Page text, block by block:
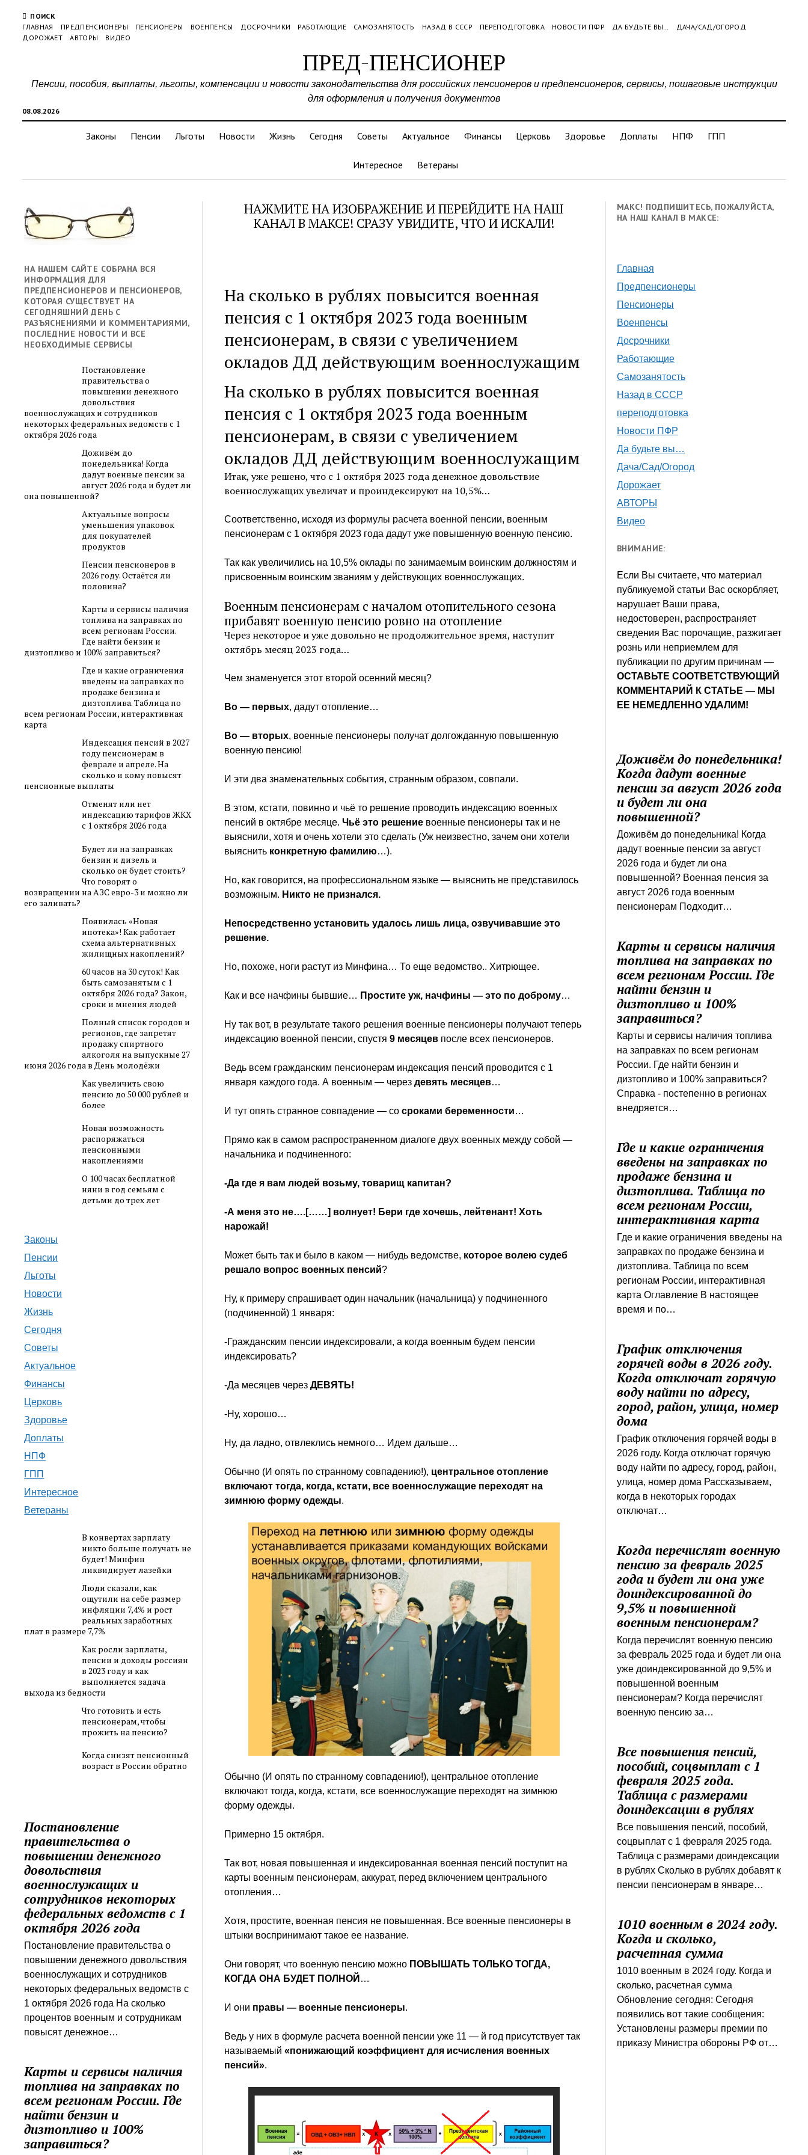
ПОИСК
ГЛАВНАЯ
ПРЕДПЕНСИОНЕРЫ ПЕНСИОНЕРЫ ВОЕНПЕНСЫ ДОСРОЧНИКИ РАБОТАЮЩИЕ САМОЗАНЯТОСТЬ НАЗАД В СССР ПЕРЕПОДГОТОВКА НОВОСТИ ПФР ДА БУДЬТЕ ВЫ…
ДАЧА/САД/ОГОРОД
ДОРОЖАЕТ
АВТОРЫ ВИДЕО
ПРЕД-ПЕНСИОНЕР
08.08.2026
Пенсии, пособия, выплаты, льготы, компенсации и новости законодательства для российских пенсионеров и предпенсионеров, сервисы, пошаговые инструкции
для оформления и получения документов
Законы Пенсии Льготы Новости Жизнь Сегодня Советы Актуальное Финансы Церковь Здоровье Доплаты НПФ ГПП
Интересное Ветераны
НА НАШЕМ САЙТЕ СОБРАНА ВСЯ
ИНФОРМАЦИЯ ДЛЯ
ПРЕДПЕНСИОНЕРОВ И ПЕНСИОНЕРОВ,
КОТОРАЯ СУЩЕСТВУЕТ НА
СЕГОДНЯШНИЙ ДЕНЬ С
РАЗЪЯСНЕНИЯМИ И КОММЕНТАРИЯМИ,
ПОСЛЕДНИЕ НОВОСТИ И ВСЕ
НЕОБХОДИМЫЕ СЕРВИСЫ
Постановление
правительства о
повышении денежного
довольствия
военнослужащих и сотрудников
некоторых федеральных ведомств с 1
октября 2026 года
Доживём до
понедельника! Когда
дадут военные пенсии за
август 2026 года и будет ли
она повышенной?
Актуальные вопросы
уменьшения упаковок
для покупателей
продуктов
Пенсии пенсионеров в
2026 году. Остаётся ли
половина?
Карты и сервисы наличия
топлива на заправках по
всем регионам России.
Где найти бензин и
дизтопливо и 100% заправиться?
Где и какие ограничения
введены на заправках по
продаже бензина и
дизтоплива. Таблица по
всем регионам России, интерактивная
карта
Индексация пенсий в 2027
году пенсионерам в
феврале и апреле. На
сколько и кому повысят
пенсионные выплаты
Отменят или нет
индексацию тарифов ЖКХ
с 1 октября 2026 года
Будет ли на заправках
бензин и дизель и
сколько он будет стоить?
Что говорят о
возвращении на АЗС евро-3 и можно ли
его заливать?
Появилась «Новая
ипотека»! Как работает
схема альтернативных
жилищных накоплений?
60 часов на 30 суток! Как
быть самозанятым с 1
октября 2026 года? Закон,
сроки и мнения людей
Полный список городов и
регионов, где запретят
продажу спиртного
алкоголя на выпускные 27
июня 2026 года в День молодёжи
Как увеличить свою
пенсию до 50 000 рублей и
более
Новая возможность
распоряжаться
пенсионными
накоплениями
О 100 часах бесплатной
няни в год семьям с
детьми до трех лет
Законы
Пенсии
Льготы
Новости
Жизнь
Сегодня
Советы
Актуальное
Финансы
Церковь
Здоровье
Доплаты
НПФ
ГПП
Интересное
Ветераны
В конвертах зарплату
никто больше получать не
будет! Минфин
ликвидирует лазейки
Люди сказали, как
ощутили на себе размер
инфляции 7,4% и рост
реальных заработных
плат в размере 7,7%
Как росли зарплаты,
пенсии и доходы россиян
в 2023 году и как
выполняется задача
выхода из бедности
Что готовить и есть
пенсионерам, чтобы
прожить на пенсию?
Когда снизят пенсионный
возраст в России обратно
Постановление
правительства о
повышении денежного
довольствия
военнослужащих и
сотрудников некоторых
федеральных ведомств с 1
октября 2026 года
Постановление правительства о
повышении денежного довольствия
военнослужащих и сотрудников
некоторых федеральных ведомств с
1 октября 2026 года На сколько
процентов военным и сотрудникам
повысят денежное…
Карты и сервисы наличия
топлива на заправках по
всем регионам России. Где
найти бензин и
дизтопливо и 100%
заправиться?
НАЖМИТЕ НА ИЗОБРАЖЕНИЕ И ПЕРЕЙДИТЕ НА НАШ
КАНАЛ В МАКСЕ! СРАЗУ УВИДИТЕ, ЧТО И ИСКАЛИ!
На сколько в рублях повысится военная
пенсия с 1 октября 2023 года военным
пенсионерам, в связи с увеличением
окладов ДД действующим военнослужащим
На сколько в рублях повысится военная
пенсия с 1 октября 2023 года военным
пенсионерам, в связи с увеличением
окладов ДД действующим военнослужащим
Итак, уже решено, что с 1 октября 2023 года денежное довольствие
военнослужащих увеличат и проиндексируют на 10,5%…
Соответственно, исходя из формулы расчета военной пенсии, военным
пенсионерам с 1 октября 2023 года дадут уже повышенную военную пенсию.
Так как увеличились на 10,5% оклады по занимаемым воинским должностям и
присвоенным воинским званиям у действующих военнослужащих.
Военным пенсионерам с началом отопительного сезона
прибавят военную пенсию ровно на отопление
Через некоторое и уже довольно не продолжительное время, наступит
октябрь месяц 2023 года…
Чем знаменуется этот второй осенний месяц?
Во — первых, дадут отопление…
Во — вторых, военные пенсионеры получат долгожданную повышенную
военную пенсию!
И эти два знаменательных события, странным образом, совпали.
В этом, кстати, повинно и чьё то решение проводить индексацию военных
пенсий в октябре месяце.Чьё это решение военные пенсионеры так и не
выяснили, хотя и очень хотели это сделать (Уж неизвестно, зачем они хотели
выяснить конкретную фамилию…).
Но, как говорится, на профессиональном языке — выяснить не представилось
возможным. Никто не признался.
Непосредственно установить удалось лишь лица, озвучивавшие это
решение.
Но, похоже, ноги растут из Минфина… То еще ведомство.. Хитрющее.
Как и все начфины бывшие… Простите уж, начфины — это по доброму…
Ну так вот, в результате такого решения военные пенсионеры получают теперь
индексацию военной пенсии, спустя9 месяцев после всех пенсионеров.
Ведь всем гражданским пенсионерам индексация пенсий проводится с 1
января каждого года. А военным — черездевять месяцев…
И тут опять странное совпадение — сосроками беременности…
Прямо как в самом распространенном диалоге двух военных между собой —
начальника и подчиненного:
-Да где я вам людей возьму, товарищ капитан?
-А меня это не….[……] волнует! Бери где хочешь, лейтенант! Хоть
нарожай!
Может быть так и было в каком — нибудь ведомстве, которое волею судеб
решало вопрос военных пенсий?
Ну, к примеру спрашивает один начальник (начальница) у подчиненного
(подчиненной) 1 января:
-Гражданским пенсии индексировали, а когда военным будем пенсии
индексировать?
-Да месяцев черезДЕВЯТЬ!
-Ну, хорошо…
Ну, да ладно, отвлеклись немного… Идем дальше…
Обычно (И опять по странному совпадению!), центральное отопление
включают тогда, когда, кстати, все военнослужащие переходят на
зимнюю форму одежды.
Обычно (И опять по странному совпадению!), центральное отопление
включают тогда, когда, кстати, все военнослужащие переходят на зимнюю
форму одежды.
Примерно 15 октября.
Так вот, новая повышенная и индексированная военная пенсий поступит на
карты военным пенсионерам, аккурат, перед включением центрального
отопления…
Хотя, простите, военная пенсия не повышенная. Все военные пенсионеры в
штыки воспринимают такое ее название.
Они говорят, что военную пенсию можно ПОВЫШАТЬ ТОЛЬКО ТОГДА,
КОГДА ОНА БУДЕТ ПОЛНОЙ …
И они правы — военные пенсионеры.
Ведь у них в формуле расчета военной пенсии уже 11 — й год присутствует так
называемый «понижающий коэффициент для исчисления военных
пенсий».
МАКС! ПОДПИШИТЕСЬ, ПОЖАЛУЙСТА,
НА НАШ КАНАЛ В МАКСЕ:
Главная
Предпенсионеры
Пенсионеры
Военпенсы
Досрочники
Работающие
Самозанятость
Назад в СССР
переподготовка
Новости ПФР
Да будьте вы…
Дача/Сад/Огород
Дорожает
АВТОРЫ
Видео
ВНИМАНИЕ:
Если Вы считаете, что материал
публикуемой статьи Вас оскорбляет,
нарушает Ваши права,
недостоверен, распространяет
сведения Вас порочащие, разжигает
рознь или неприемлем для
публикации по другим причинам —
ОСТАВЬТЕ СООТВЕТСТВУЮЩИЙ
КОММЕНТАРИЙ К СТАТЬЕ — МЫ
ЕЕ НЕМЕДЛЕННО УДАЛИМ!
Доживём до понедельника!
Когда дадут военные
пенсии за август 2026 года
и будет ли она
повышенной?
Доживём до понедельника! Когда
дадут военные пенсии за август
2026 года и будет ли она
повышенной? Военная пенсия за
август 2026 года военным
пенсионерам Подходит…
Карты и сервисы наличия
топлива на заправках по
всем регионам России. Где
найти бензин и
дизтопливо и 100%
заправиться?
Карты и сервисы наличия топлива
на заправках по всем регионам
России. Где найти бензин и
дизтопливо и 100% заправиться?
Справка - постепенно в регионах
внедряется…
Где и какие ограничения
введены на заправках по
продаже бензина и
дизтоплива. Таблица по
всем регионам России,
интерактивная карта
Где и какие ограничения введены на
заправках по продаже бензина и
дизтоплива. Таблица по всем
регионам России, интерактивная
карта Оглавление В настоящее
время и по…
График отключения
горячей воды в 2026 году.
Когда отключат горячую
воду найти по адресу,
город, район, улица, номер
дома
График отключения горячей воды в
2026 году. Когда отключат горячую
воду найти по адресу, город, район,
улица, номер дома Рассказываем,
когда в некоторых городах
отключат…
Когда перечислят военную
пенсию за февраль 2025
года и будет ли она уже
доиндексированной до
9,5% и повышенной
военным пенсионерам?
Когда перечислят военную пенсию
за февраль 2025 года и будет ли она
уже доиндексированной до 9,5% и
повышенной военным
пенсионерам? Когда перечислят
военную пенсию за…
Все повышения пенсий,
пособий, соцвыплат с 1
февраля 2025 года.
Таблица с размерами
доиндексации в рублях
Все повышения пенсий, пособий,
соцвыплат с 1 февраля 2025 года.
Таблица с размерами доиндексации
в рублях Сколько в рублях добавят к
пенсии пенсионерам в январе…
1010 военным в 2024 году.
Когда и сколько,
расчетная сумма
1010 военным в 2024 году. Когда и
сколько, расчетная сумма
Обновление сегодня: Сегодня
появились вот такие сообщения:
Установлены размеры премии по
приказу Министра обороны РФ от…